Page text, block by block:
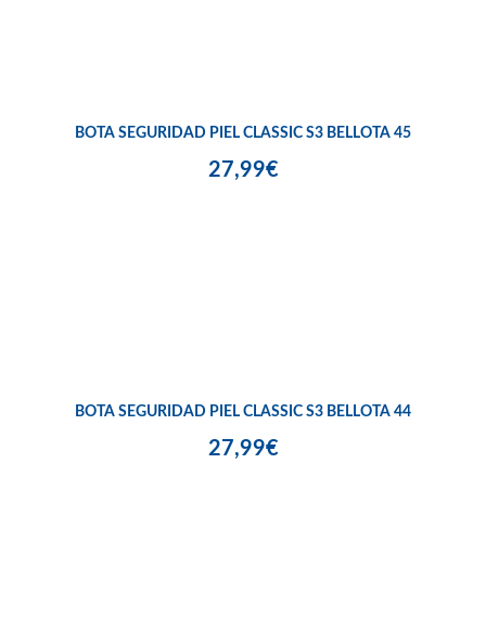
BOTA SEGURIDAD PIEL CLASSIC S3 BELLOTA 45
27,99€
BOTA SEGURIDAD PIEL CLASSIC S3 BELLOTA 44
27,99€